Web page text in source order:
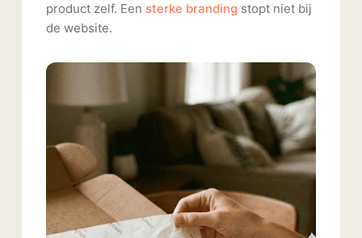
product zelf. Een sterke branding stopt niet bij
de website.